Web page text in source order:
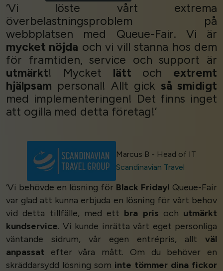
‘Vi löste vårt extrema
överbelastningsproblem på
webbplatsen med Queue-Fair. Vi är
mycket nöjda och vi vill stanna hos dem
för framtiden, service och support är
utmärkt! Mycket lätt och extremt
hjälpsam personal! Allt gick så smidigt
med implementeringen! Det finns inget
att ogilla med detta företag!’
Marcus B - Head of IT
Scandinavian Travel
‘Vi behövde en lösning för Black Friday! Queue-Fair
var glad att kunna erbjuda en lösning för vårt behov
vid detta tillfälle, med ett bra pris och utmärkt
kundservice. Vi kunde inrätta vårt eget personliga
väntande sidrum, vår egen entrépris, allt väl
anpassat efter våra mått. Om du behöver en
skräddarsydd lösning som inte tömmer dina fickor